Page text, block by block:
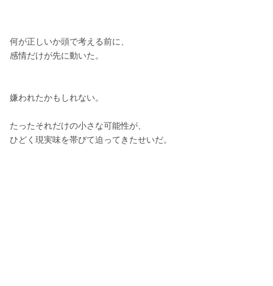
何が正しいか頭で考える前に、
感情だけが先に動いた。
嫌われたかもしれない。
たったそれだけの小さな可能性が、
ひどく現実味を帯びて迫ってきたせいだ。